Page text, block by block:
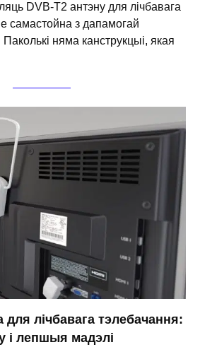
DVB-T2 антэну для лічбавага
самастойна з дапамогай
няма канструкцыі, якая
для лічбавага тэлебачання:
і лепшыя мадэлі